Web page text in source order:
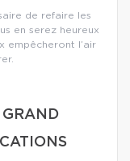
de refaire les
en serez heureux
empêcheront l’air
GRAND